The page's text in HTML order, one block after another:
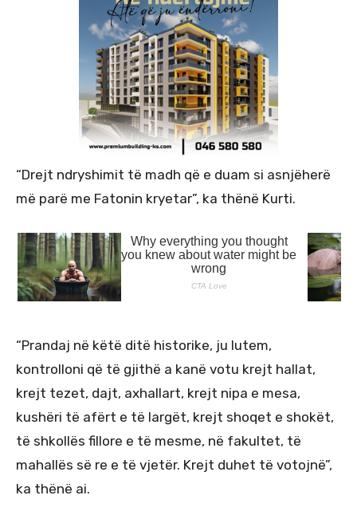
“Drejt ndryshimit të madh që e duam si asnjëherë
më parë me Fatonin kryetar”, ka thënë Kurti.
“Prandaj në këtë ditë historike, ju lutem,
kontrolloni që të gjithë a kanë votu krejt hallat,
krejt tezet, dajt, axhallart, krejt nipa e mesa,
kushëri të afërt e të largët, krejt shoqet e shokët,
të shkollës fillore e të mesme, në fakultet, të
mahallës së re e të vjetër. Krejt duhet të votojnë”,
ka thënë ai.